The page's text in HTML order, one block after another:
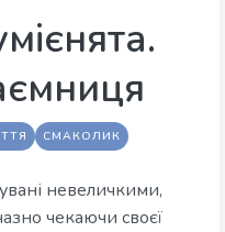
СМАКОЛИК
невеличкими,
чекаючи своєї